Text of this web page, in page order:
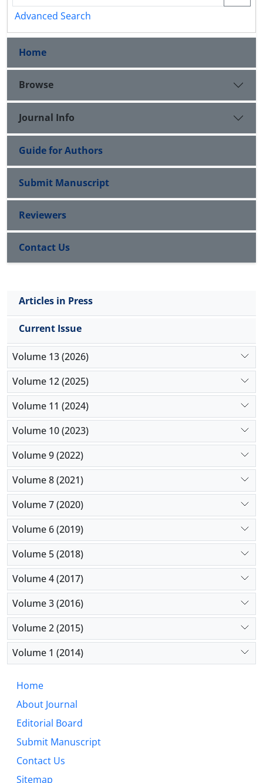
Advanced Search
Home
Browse
Journal Info
Guide for Authors
Submit Manuscript
Reviewers
Contact Us
Articles in Press
Current Issue
Volume 13 (2026)
Volume 12 (2025)
Volume 11 (2024)
Volume 10 (2023)
Volume 9 (2022)
Volume 8 (2021)
Volume 7 (2020)
Volume 6 (2019)
Volume 5 (2018)
Volume 4 (2017)
Volume 3 (2016)
Volume 2 (2015)
Volume 1 (2014)
Home
About Journal
Editorial Board
Submit Manuscript
Contact Us
Sitemap